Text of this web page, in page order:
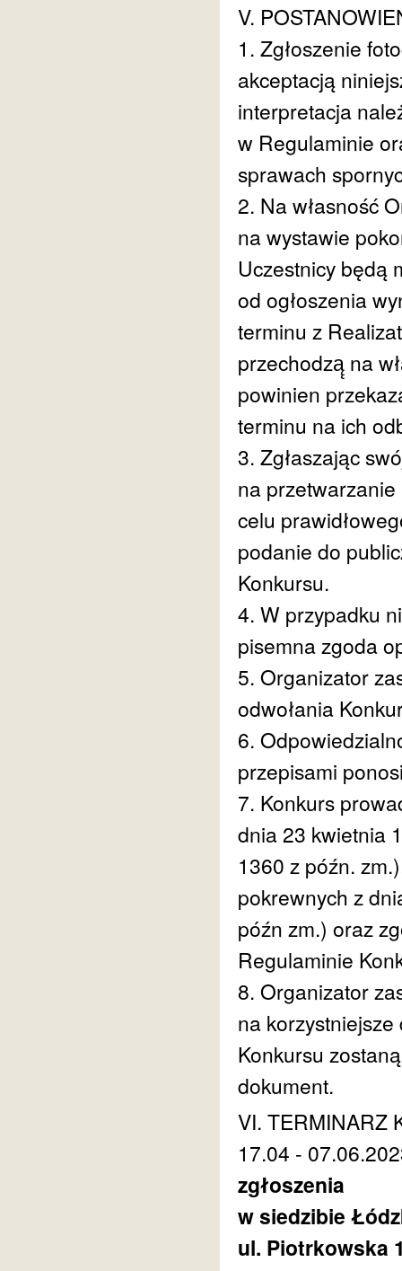
V.
1. Zgłoszenie
akceptacją
interpretacja
w Regulaminie
sprawach
2. Na własność
na wystawie
Uczestnicy będą
od ogłoszenia
terminu z
przechodzą̨ na
powinien
terminu na ich
3. Zgłaszając
na
celu
podanie do
Konkursu.
4. W przypadku
pisemna zgoda
5. Organizator
odwołania
6.
przepisami
7. Konkurs
dnia 23 kwietnia
1360 z późn.
pokrewnych z
późn zm.) oraz
Regulaminie
8. Organizator
na
Konkursu
dokument.
VI. TERMINARZ
17.04 -
zgłoszenia
w siedzibie
ul. Piotrkowska